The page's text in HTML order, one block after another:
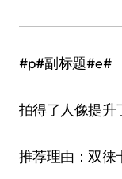
#p#副标题#e#
拍得了人像提升
推荐理由：双徕